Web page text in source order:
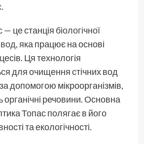
— це станція біологічної
вод, яка працює на основі
Ця технологія
для очищення стічних вод
допомогою мікроорганізмів,
органічні речовини. Основна
Топас полягає в його
та екологічності.